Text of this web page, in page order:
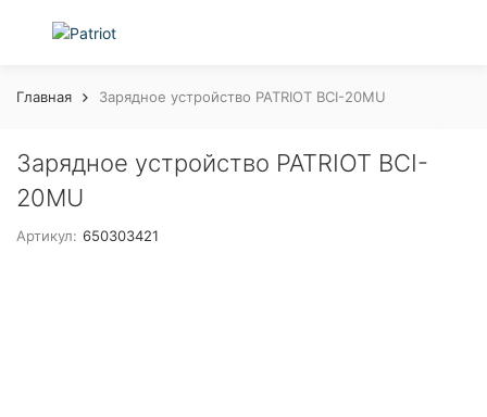
Главная Зарядное устройство PATRIOT BCI-20MU
Зарядное устройство PATRIOT BCI-
20MU
Артикул: 650303421